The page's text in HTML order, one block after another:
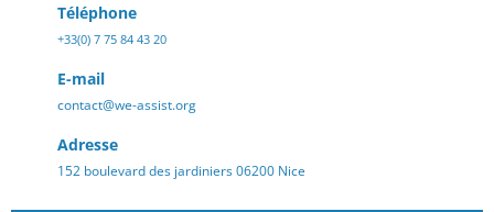
Téléphone
+33(0) 7 75 84 43 20
E-mail
contact@we-assist.org
Adresse
152 boulevard des jardiniers 06200 Nice